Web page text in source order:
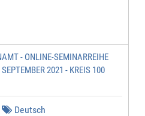
- ONLINE-SEMINARREIHE
2021 - KREIS 100
Deutsch